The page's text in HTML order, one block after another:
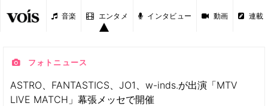
音楽 エンタメ インタビュー 動画 連載
フォトニュース
ASTRO、FANTASTICS、JO1、w-inds.が出演「MTV
LIVE MATCH」幕張メッセで開催